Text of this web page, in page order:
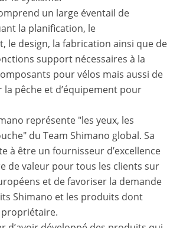
un large éventail de
la planification, le
le design, la fabrication ainsi que de
support nécessaires à la
pour vélos mais aussi de
pêche et d’équipement pour
représente "les yeux, les
du Team Shimano global. Sa
à être un fournisseur d’excellence
de valeur pour tous les clients sur
et de favoriser la demande
Shimano et les produits dont